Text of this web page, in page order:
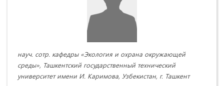
науч. сотр. кафедры «Экология и охрана окружающей
среды», Ташкентский государственный технический
университет имени И. Каримова, Узбекистан, г. Ташкент